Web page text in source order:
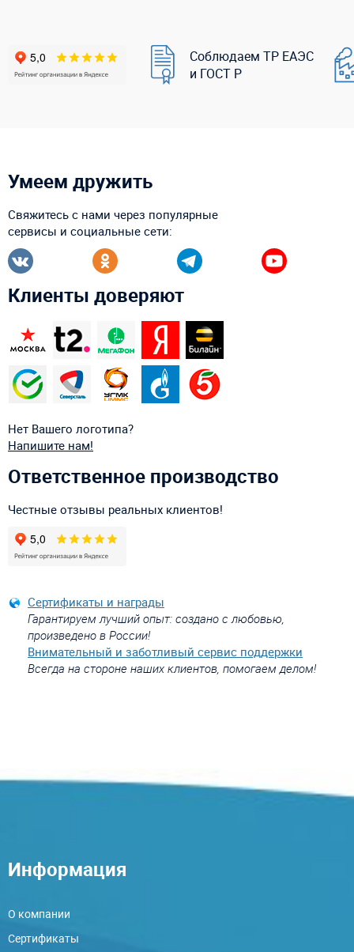
Соблюдаем ТР ЕАЭС
и ГОСТ Р
Умеем дружить
Свяжитесь с нами через популярные
сервисы и социальные сети:
Клиенты доверяют
Нет Вашего логотипа?
Напишите нам!
Ответственное производство
Честные отзывы реальных клиентов!
Сертификаты и награды
Гарантируем лучший опыт: создано с любовью,
произведено в России!
Внимательный и заботливый сервис поддержки
Всегда на стороне наших клиентов, помогаем делом!
Информация
О компании
Сертификаты